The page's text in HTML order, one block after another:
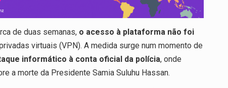
de duas semanas, o acesso à plataforma não foi
virtuais (VPN). A medida surge num momento de
informático à conta oficial da polícia, onde
a morte da Presidente Samia Suluhu Hassan.